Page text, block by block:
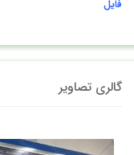
فایل
گالری تصاویر